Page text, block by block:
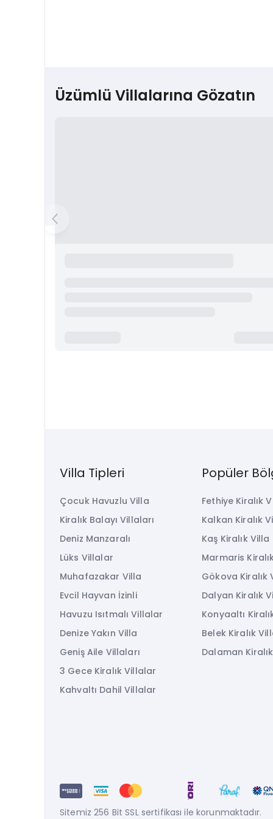
Üzümlü Villalarına Gözatın
Villa Tipleri
Çocuk Havuzlu Villa
Kiralık Balayı Villaları
Deniz Manzaralı
Lüks Villalar
Muhafazakar Villa
Evcil Hayvan İzinli
Havuzu Isıtmalı Villalar
Denize Yakın Villa
Geniş Aile Villaları
3 Gece Kiralık Villalar
Kahvaltı Dahil Villalar
Popüler
Fethiye Kiralık
Kalkan Kiralık
Kaş Kiralık Villa
Marmaris
Gökova Kiralık
Dalyan Kiralık
Konyaaltı
Belek Kiralık
Dalaman
Sitemiz 256 Bit SSL sertifikası ile korunmaktadır.